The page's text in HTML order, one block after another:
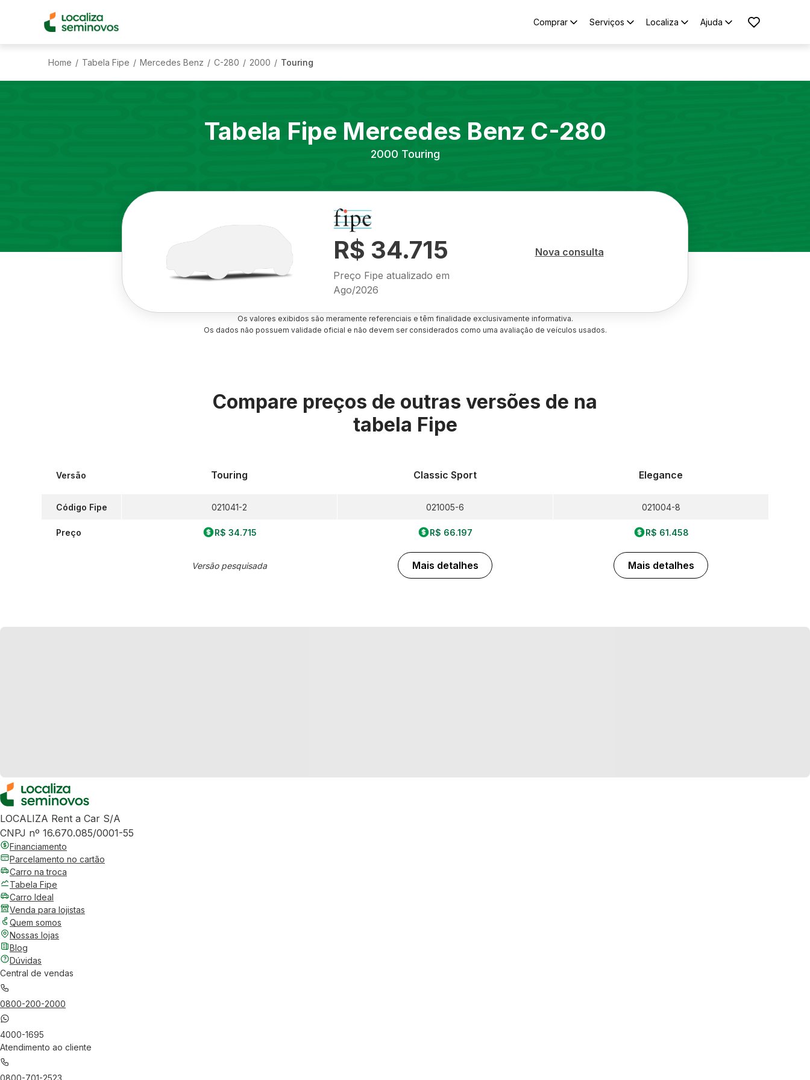
Comprar Serviços Localiza Ajuda
Home / Tabela Fipe / Mercedes Benz / C-280 / 2000 / Touring
Tabela Fipe Mercedes Benz C-280
2000 Touring
R$ 34.715
Preço Fipe atualizado em
Ago/2026
Nova consulta
Os valores exibidos são meramente referenciais e têm finalidade exclusivamente informativa.
Os dados não possuem validade oficial e não devem ser considerados como uma avaliação de veículos usados.
Compare preços de outras versões de na
tabela Fipe
Versão
Código Fipe
Preço
Touring
021041-2
R$ 34.715
Versão pesquisada
Classic Sport
021005-6
R$ 66.197
Mais detalhes
Elegance
021004-8
R$ 61.458
Mais detalhes
LOCALIZA Rent a Car S/A
CNPJ nº 16.670.085/0001-55
Financiamento
Parcelamento no cartão
Carro na troca
Tabela Fipe
Carro Ideal
Venda para lojistas
Quem somos
Nossas lojas
Blog
Dúvidas
Central de vendas
0800-200-2000
4000-1695
Atendimento ao cliente
0800-701-2523